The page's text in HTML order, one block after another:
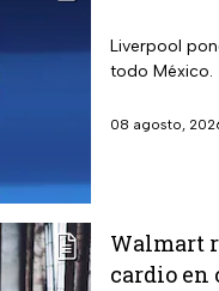
Liverpool
todo México.
08 agosto,
Walmart
cardio en